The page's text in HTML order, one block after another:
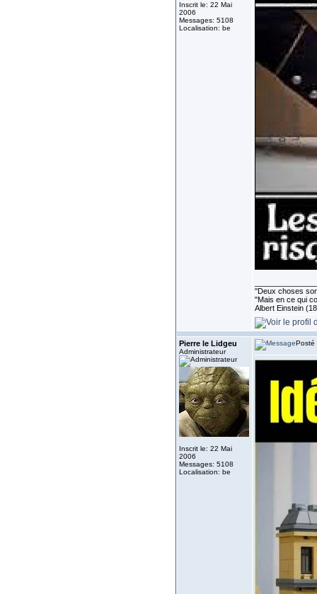
Inscrit le: 22 Mai
2006
Messages: 5108
Localisation: be
''Deux choses
"Mais en ce qui
Albert Einstein
Pierre le Lidgeu
Administrateur
Inscrit le: 22 Mai
2006
Messages: 5108
Localisation: be
Posté